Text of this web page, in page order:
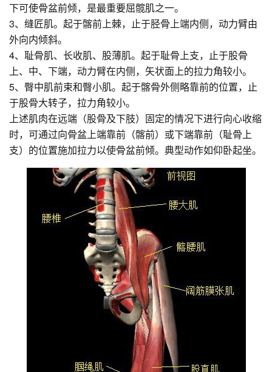
下可使骨盆前倾，是最重要屈髋肌之一。
3、缝匠肌。起于髂前上棘，止于胫骨上端内侧，动力臂由
外向内倾斜。
4、耻骨肌、长收肌、股薄肌。起于耻骨上支，止于股骨
上、中、下端，动力臂在内侧，矢状面上的拉力角较小。
5、臀中肌前束和臀小肌。起于髂骨外侧略靠前的位置，止
于股骨大转子，拉力角较小。
上述肌肉在远端（股骨及下肢）固定的情况下进行向心收缩
时，可通过向骨盆上端靠前（髂前）或下端靠前（耻骨上
支）的位置施加拉力以使骨盆前倾。典型动作如仰卧起坐。